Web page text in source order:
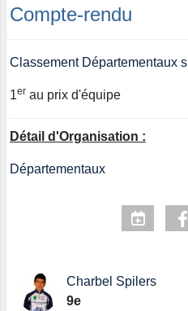
Compte-rendu
Classement Départementaux
1er au prix d'équipe
Détail d'Organisation :
Départementaux
Charbel Spilers
9e